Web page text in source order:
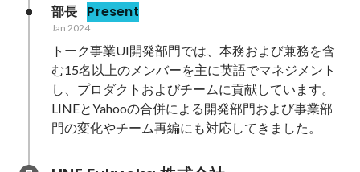
部長 Present
Jan 2024
トーク事業UI開発部門では、本務および兼務を含
む15名以上のメンバーを主に英語でマネジメント
し、プロダクトおよびチームに貢献しています。
LINEとYahooの合併による開発部門および事業部
門の変化やチーム再編にも対応してきました。